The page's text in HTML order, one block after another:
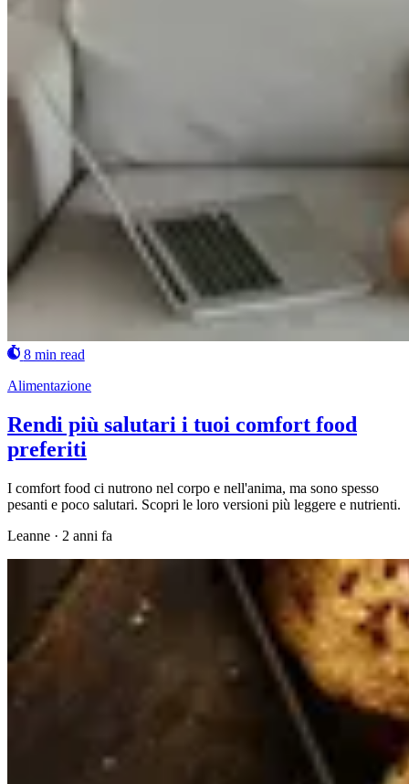
8 min read
Alimentazione
Rendi più salutari i tuoi comfort food
preferiti
I comfort food ci nutrono nel corpo e nell'anima, ma sono spesso
pesanti e poco salutari. Scopri le loro versioni più leggere e nutrienti.
Leanne · 2 anni fa